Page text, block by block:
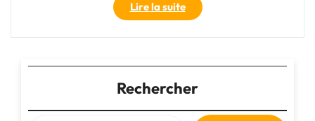
Lire la suite"Les
Indispensables
Sacs
Voyage
pour
Femme
:
Rechercher